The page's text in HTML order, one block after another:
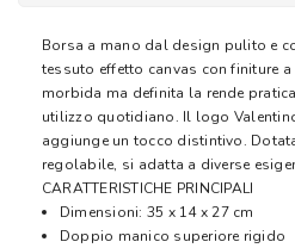
Borsa a mano dal design pulito e
tessuto effetto canvas con finiture
morbida ma definita la rende
utilizzo quotidiano. Il logo
aggiunge un tocco distintivo.
regolabile, si adatta a diverse
CARATTERISTICHE PRINCIPALI
Dimensioni: 35 x 14 x 27 cm
Doppio manico superiore rigido